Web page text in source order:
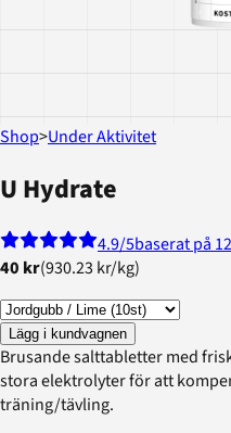
Shop>Under Aktivitet
U Hydrate
4.9/5baserat på
40 kr(930.23 kr/kg)
Lägg i kundvagnen
Brusande salttabletter med
stora elektrolyter för att
träning/tävling.